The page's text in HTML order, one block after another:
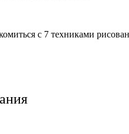
с 7 техниками